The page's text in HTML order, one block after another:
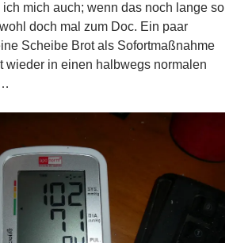
mich auch; wenn das noch lange so
doch mal zum Doc. Ein paar
Scheibe Brot als Sofortmaßnahme
wieder in einen halbwegs normalen